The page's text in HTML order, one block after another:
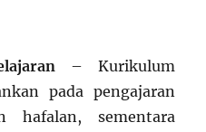
– Kurikulum
pada pengajaran
hafalan, sementara